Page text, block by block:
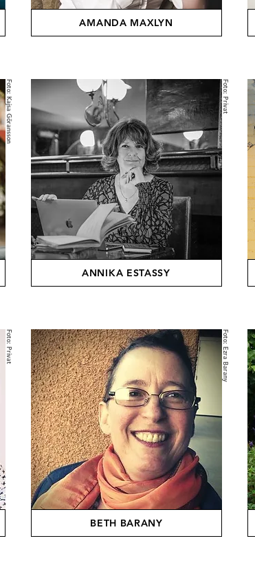
Foto: Kajsa Göransson
Foto: Privat
AMANDA MAXLYN
Foto: Privat
ANNIKA ESTASSY
Foto: Ezra Barany
BETH BARANY